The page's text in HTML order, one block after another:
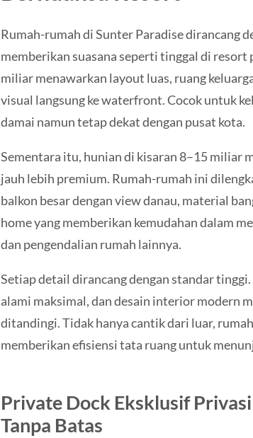
Rumah-rumah di Sunter Paradise dirancang
memberikan suasana seperti tinggal di resort
miliar menawarkan layout luas, ruang
visual langsung ke waterfront. Cocok untuk
damai namun tetap dekat dengan pusat kota.
Sementara itu, hunian di kisaran 8–15 miliar
jauh lebih premium. Rumah-rumah ini
balkon besar dengan view danau, material
home yang memberikan kemudahan dalam
dan pengendalian rumah lainnya.
Setiap detail dirancang dengan standar
alami maksimal, dan desain interior modern
ditandingi. Tidak hanya cantik dari luar,
memberikan efisiensi tata ruang untuk
Private Dock Eksklusif
Tanpa Batas